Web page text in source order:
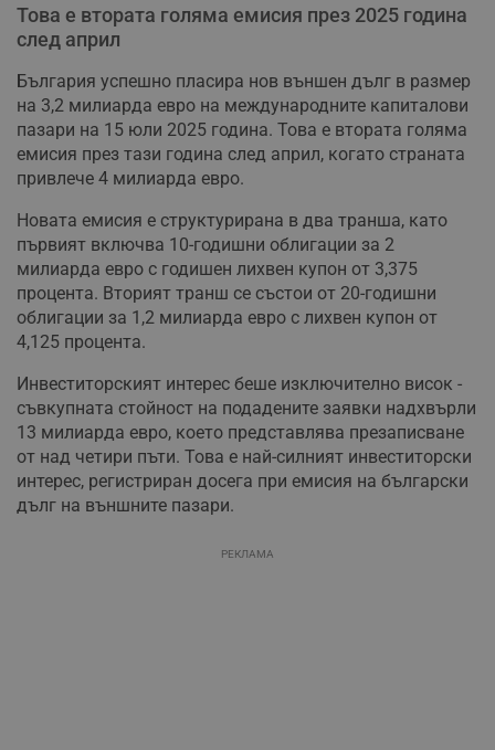
Това е втората голяма емисия през 2025 година
след април
България успешно пласира нов външен дълг в размер
на 3,2 милиарда евро на международните капиталови
пазари на 15 юли 2025 година. Това е втората голяма
емисия през тази година след април, когато страната
привлече 4 милиарда евро.
Новата емисия е структурирана в два транша, като
първият включва 10-годишни облигации за 2
милиарда евро с годишен лихвен купон от 3,375
процента. Вторият транш се състои от 20-годишни
облигации за 1,2 милиарда евро с лихвен купон от
4,125 процента.
Инвеститорският интерес беше изключително висок -
съвкупната стойност на подадените заявки надхвърли
13 милиарда евро, което представлява презаписване
от над четири пъти. Това е най-силният инвеститорски
интерес, регистриран досега при емисия на български
дълг на външните пазари.
РЕКЛАМА